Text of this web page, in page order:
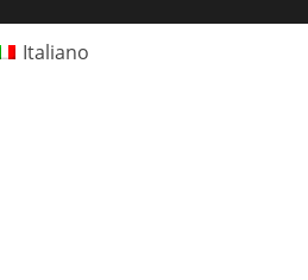
Italiano